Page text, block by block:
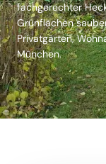
fachgerechter
Grünflächen
Privatgärten,
München.